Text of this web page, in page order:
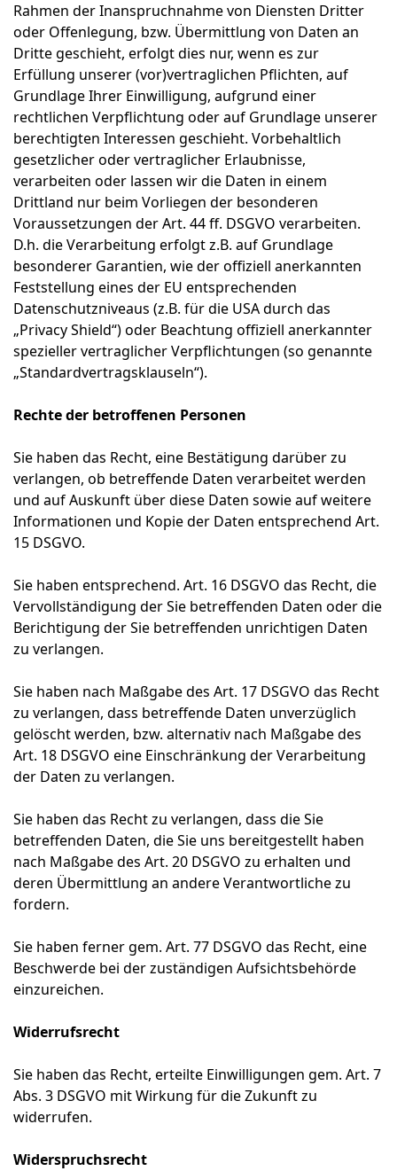
Rahmen der Inanspruchnahme von Diensten Dritter
oder Offenlegung, bzw. Übermittlung von Daten an
Dritte geschieht, erfolgt dies nur, wenn es zur
Erfüllung unserer (vor)vertraglichen Pflichten, auf
Grundlage Ihrer Einwilligung, aufgrund einer
rechtlichen Verpflichtung oder auf Grundlage unserer
berechtigten Interessen geschieht. Vorbehaltlich
gesetzlicher oder vertraglicher Erlaubnisse,
verarbeiten oder lassen wir die Daten in einem
Drittland nur beim Vorliegen der besonderen
Voraussetzungen der Art. 44 ff. DSGVO verarbeiten.
D.h. die Verarbeitung erfolgt z.B. auf Grundlage
besonderer Garantien, wie der offiziell anerkannten
Feststellung eines der EU entsprechenden
Datenschutzniveaus (z.B. für die USA durch das
„Privacy Shield“) oder Beachtung offiziell anerkannter
spezieller vertraglicher Verpflichtungen (so genannte
„Standardvertragsklauseln“).
Rechte der betroffenen Personen
Sie haben das Recht, eine Bestätigung darüber zu
verlangen, ob betreffende Daten verarbeitet werden
und auf Auskunft über diese Daten sowie auf weitere
Informationen und Kopie der Daten entsprechend Art.
15 DSGVO.
Sie haben entsprechend. Art. 16 DSGVO das Recht, die
Vervollständigung der Sie betreffenden Daten oder die
Berichtigung der Sie betreffenden unrichtigen Daten
zu verlangen.
Sie haben nach Maßgabe des Art. 17 DSGVO das Recht
zu verlangen, dass betreffende Daten unverzüglich
gelöscht werden, bzw. alternativ nach Maßgabe des
Art. 18 DSGVO eine Einschränkung der Verarbeitung
der Daten zu verlangen.
Sie haben das Recht zu verlangen, dass die Sie
betreffenden Daten, die Sie uns bereitgestellt haben
nach Maßgabe des Art. 20 DSGVO zu erhalten und
deren Übermittlung an andere Verantwortliche zu
fordern.
Sie haben ferner gem. Art. 77 DSGVO das Recht, eine
Beschwerde bei der zuständigen Aufsichtsbehörde
einzureichen.
Widerrufsrecht
Sie haben das Recht, erteilte Einwilligungen gem. Art. 7
Abs. 3 DSGVO mit Wirkung für die Zukunft zu
widerrufen.
Widerspruchsrecht